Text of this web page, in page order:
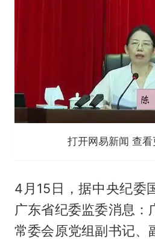
打开网易新闻 查
4月15日，据中央纪委
广东省纪委监委消息：
常委会原党组副书记、